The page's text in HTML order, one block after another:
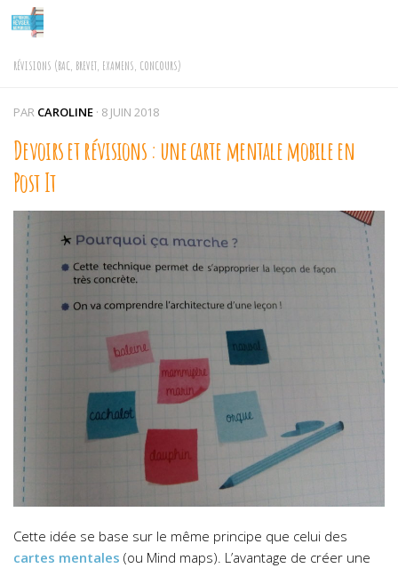
Skip to content
RÉVISIONS (BAC, BREVET, EXAMENS, CONCOURS)
PAR CAROLINE · 8 JUIN 2018
Devoirs et révisions : une carte mentale mobile en
Post It
Cette idée se base sur le même principe que celui des
cartes mentales (ou Mind maps). L’avantage de créer une